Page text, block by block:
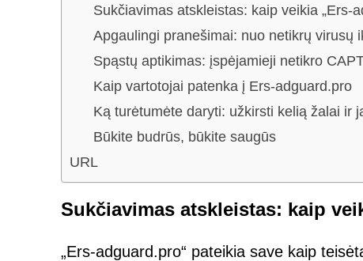
Sukčiavimas atskleistas: kaip veikia „Ers-
Apgaulingi pranešimai: nuo netikrų virusų
Spąstų aptikimas: įspėjamieji netikro
Kaip vartotojai patenka į Ers-adguard.pro
Ką turėtumėte daryti: užkirsti kelią žalai ir
Būkite budrūs, būkite saugūs
URL
Sukčiavimas atskleistas: kaip
„Ers-adguard.pro“ pateikia save kaip